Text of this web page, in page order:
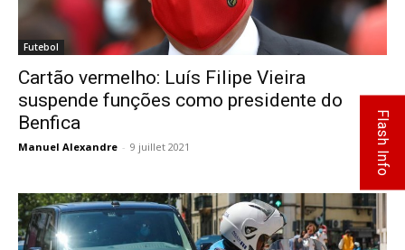
Futebol
Cartão vermelho: Luís Filipe Vieira
suspende funções como presidente do
Benfica
Manuel Alexandre - 9 juillet 2021 0
Flash Info